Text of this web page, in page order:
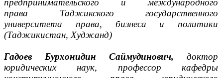
предпринимательского и международного
права Таджикского государственного
университета права, бизнеса и политики
(Таджикистан, Худжанд)
Гадоев Бурхонидин Саймудинович,доктор
юридических наук, профессор кафедры